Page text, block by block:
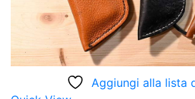
Aggiungi alla lista